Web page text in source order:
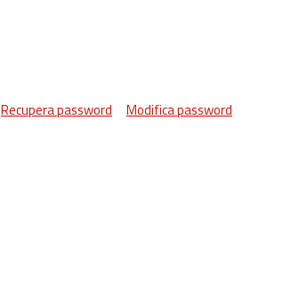
Recupera password Modifica password